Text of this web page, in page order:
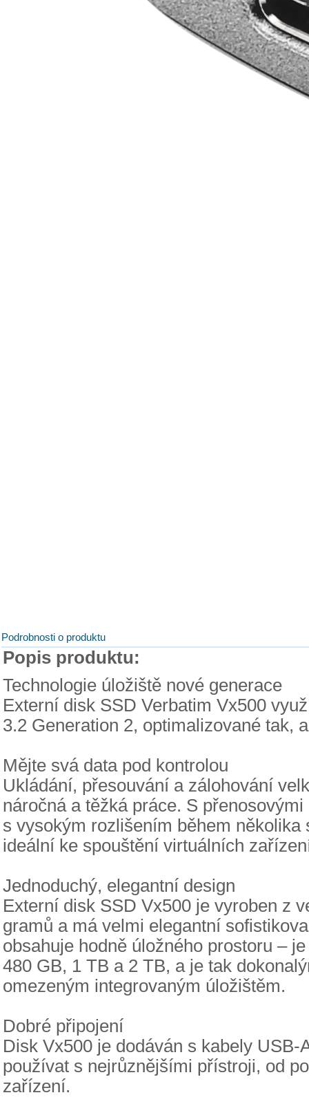
Podrobnosti o produktu
Popis produktu:
Technologie úložiště nové generace
Externí disk SSD Verbatim Vx500
3.2 Generation 2, optimalizované tak,
Mějte svá data pod kontrolou
Ukládání, přesouvání a zálohování
náročná a těžká práce. S
s vysokým rozlišením během
ideální ke spouštění virtuálních
Jednoduchý, elegantní design
Externí disk SSD Vx500 je vyroben z
gramů a má velmi elegantní
obsahuje hodně úložného prostoru –
480 GB, 1 TB a 2 TB, a je tak
omezeným integrovaným úložištěm.
Dobré připojení
Disk Vx500 je dodáván s kabely
používat s nejrůznějšími přístroji, od
zařízení.